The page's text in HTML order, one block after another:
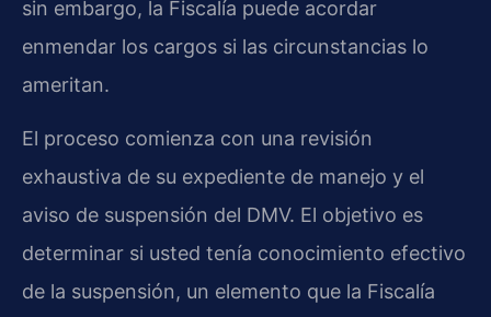
sin embargo, la Fiscalía puede acordar
enmendar los cargos si las circunstancias lo
ameritan.
El proceso comienza con una revisión
exhaustiva de su expediente de manejo y el
aviso de suspensión del DMV. El objetivo es
determinar si usted tenía conocimiento efectivo
de la suspensión, un elemento que la Fiscalía